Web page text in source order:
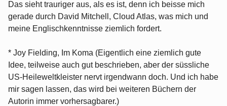
Das sieht trauriger aus, als es ist, denn ich beisse mich
gerade durch David Mitchell, Cloud Atlas, was mich und
meine Englischkenntnisse ziemlich fordert.
* Joy Fielding, Im Koma (Eigentlich eine ziemlich gute
Idee, teilweise auch gut beschrieben, aber der süssliche
US-Heileweltkleister nervt irgendwann doch. Und ich habe
mir sagen lassen, das wird bei weiteren Büchern der
Autorin immer vorhersagbarer.)